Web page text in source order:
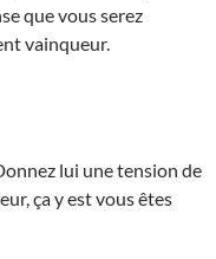
que vous serez
vainqueur.
lui une tension de
ça y est vous êtes